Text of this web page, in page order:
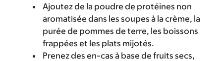
Ajoutez de la poudre de protéines non
aromatisée dans les soupes à la crème, la
purée de pommes de terre, les boissons
frappées et les plats mijotés.
Prenez des en-cas à base de fruits secs,